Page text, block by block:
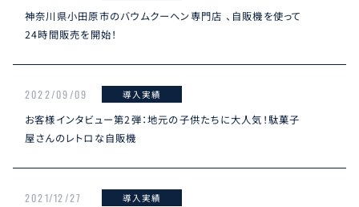
神奈川県小田原市のバウムクーヘン専門店 、自販機を使って
24時間販売を開始！
2022/09/09 導入実績
お客様インタビュー第2弾：地元の子供たちに大人気！駄菓子
屋さんのレトロな自販機
2021/12/27 導入実績